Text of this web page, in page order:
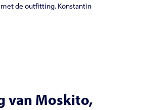
de outfitting. Konstantin
van Moskito,